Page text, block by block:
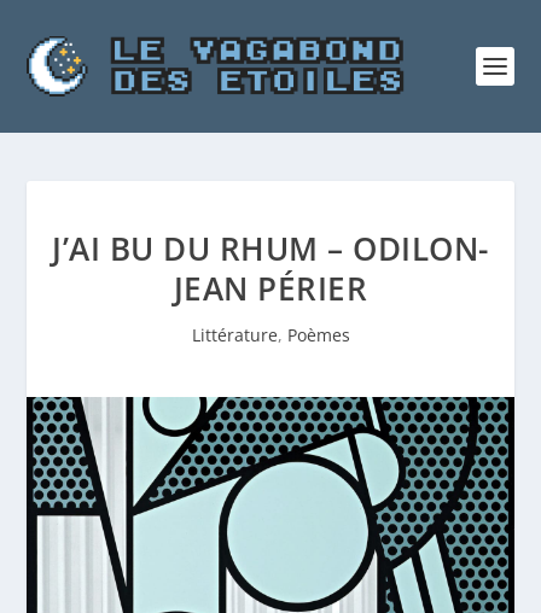
J’AI BU DU RHUM – ODILON-
JEAN PÉRIER
Littérature, Poèmes